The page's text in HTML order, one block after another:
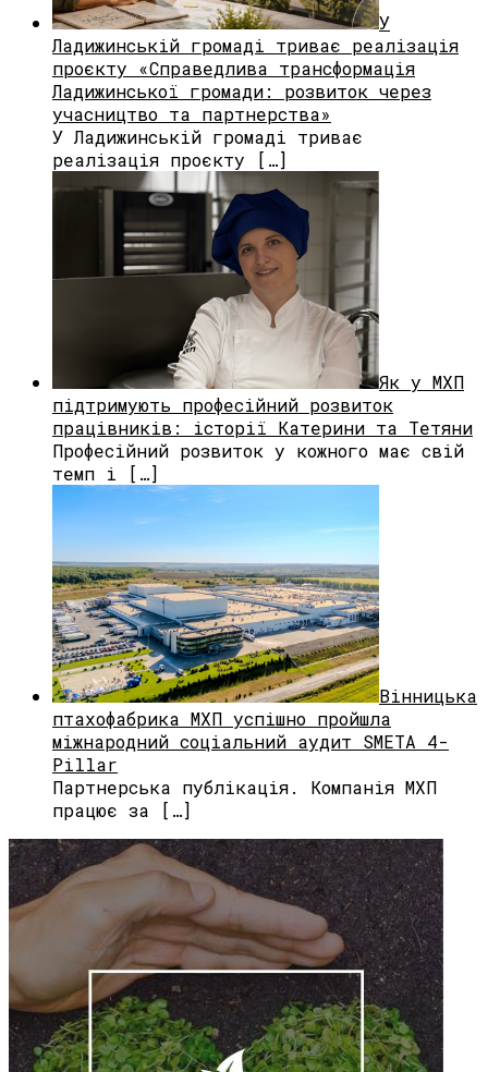
У
Ладижинській громаді триває реалізація
проєкту «Справедлива трансформація
Ладижинської громади: розвиток через
учасництво та партнерства»
У Ладижинській громаді триває
реалізація проєкту […]
Як у МХП
підтримують професійний розвиток
працівників: історії Катерини та Тетяни
Професійний розвиток у кожного має свій
темп і […]
Вінницька
птахофабрика МХП успішно пройшла
міжнародний соціальний аудит SMETA 4-
Pillar
Партнерська публікація. Компанія МХП
працює за […]